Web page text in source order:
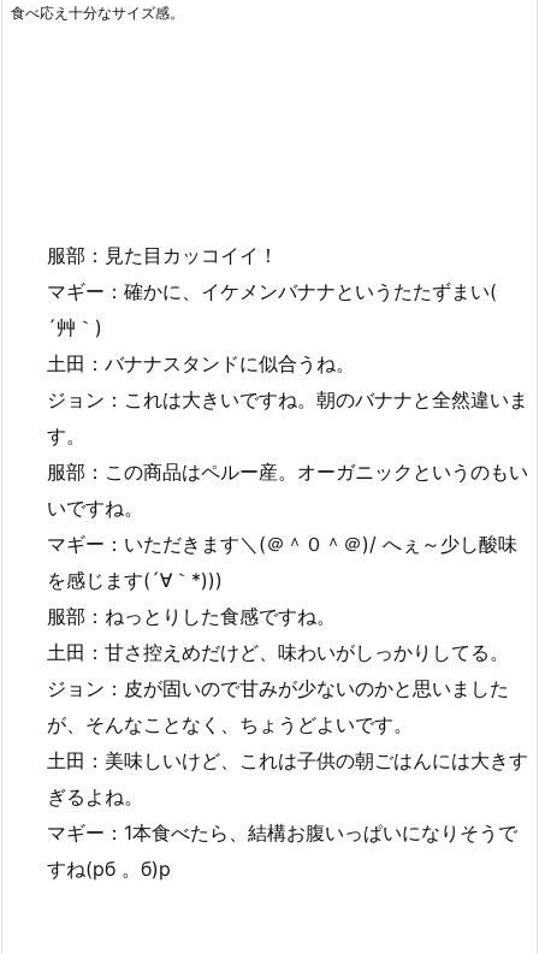
食べ応え十分なサイズ感。
服部：見た目カッコイイ！
マギー：確かに、イケメンバナナというたたずまい(
´艸｀)
土田：バナナスタンドに似合うね。
ジョン：これは大きいですね。朝のバナナと全然違いま
す。
服部：この商品はペルー産。オーガニックというのもい
いですね。
マギー：いただきます＼(＠＾０＾＠)/ へぇ～少し酸味
を感じます(´∀｀*)))
服部：ねっとりした食感ですね。
土田：甘さ控えめだけど、味わいがしっかりしてる。
ジョン：皮が固いので甘みが少ないのかと思いました
が、そんなことなく、ちょうどよいです。
土田：美味しいけど、これは子供の朝ごはんには大きす
ぎるよね。
マギー：1本食べたら、結構お腹いっぱいになりそうで
すね(pб 。б)p